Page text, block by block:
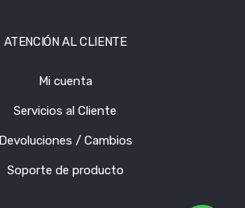
ATENCIÓN AL CLIENTE
Mi cuenta
Servicios al Cliente
Devoluciones / Cambios
Soporte de producto